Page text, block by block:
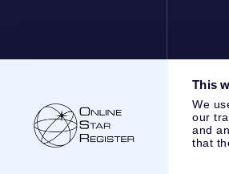
This
We
our
and
that